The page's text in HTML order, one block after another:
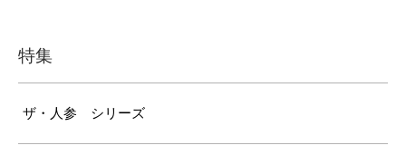
特集
ザ・人参 シリーズ